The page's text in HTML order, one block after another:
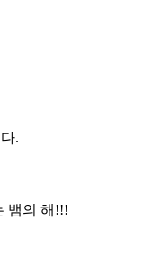
.
뱀의 해 !!!